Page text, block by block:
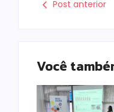
Post anterior
Você